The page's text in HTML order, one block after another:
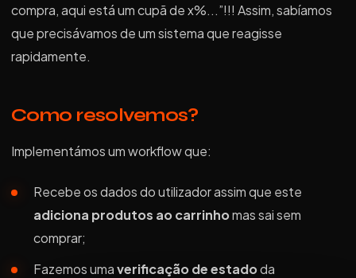
compra, aqui está um cupã de x%...”!!! Assim, sabíamos
que precisávamos de um sistema que reagisse
rapidamente.
Como resolvemos?
Implementámos um workflow que:
Recebe os dados do utilizador assim que este
adiciona produtos ao carrinhomas sai sem
comprar;
Fazemos umaverificação de estadoda